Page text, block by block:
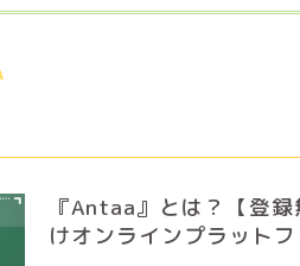
『Antaa』とは？【登
けオンラインプラットフ